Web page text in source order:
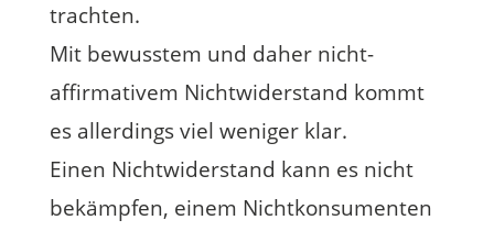
trachten.
Mit bewusstem und daher nicht-
affirmativem Nichtwiderstand kommt
es allerdings viel weniger klar.
Einen Nichtwiderstand kann es nicht
bekämpfen, einem Nichtkonsumenten